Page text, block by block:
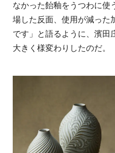
なかった飴釉をうつわに使
場した反面、使用が減った
です」と語るように、濱田
大きく様変わりしたのだ。